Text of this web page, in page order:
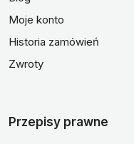
Moje konto
Historia zamówień
Zwroty
Przepisy prawne